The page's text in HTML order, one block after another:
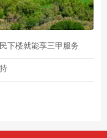
下楼就能享三甲服务